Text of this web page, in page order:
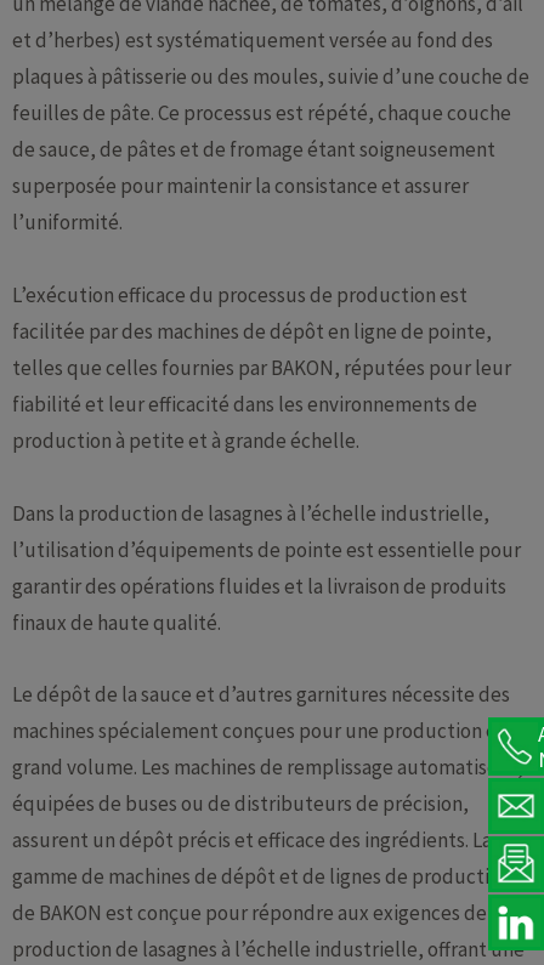
et d’herbes) est systématiquement versée au fond des
plaques à pâtisserie ou des moules, suivie d’une couche de
feuilles de pâte. Ce processus est répété, chaque couche
de sauce, de pâtes et de fromage étant soigneusement
superposée pour maintenir la consistance et assurer
l’uniformité.
L’exécution efficace du processus de production est
facilitée par des machines de dépôt en ligne de pointe,
telles que celles fournies par BAKON, réputées pour leur
fiabilité et leur efficacité dans les environnements de
production à petite et à grande échelle.
Dans la production de lasagnes à l’échelle industrielle,
l’utilisation d’équipements de pointe est essentielle pour
garantir des opérations fluides et la livraison de produits
finaux de haute qualité.
Le dépôt de la sauce et d’autres garnitures nécessite des
machines spécialement conçues pour une production en
grand volume. Les machines de remplissage automatisées,
équipées de buses ou de distributeurs de précision,
assurent un dépôt précis et efficace des ingrédients. La
gamme de machines de dépôt et de lignes de production
de BAKON est conçue pour répondre aux exigences de la
production de lasagnes à l’échelle industrielle, offrant une